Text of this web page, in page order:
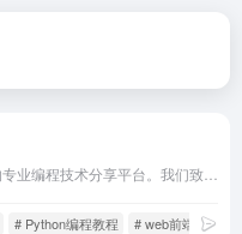
# Python编程教程 # web前端开发